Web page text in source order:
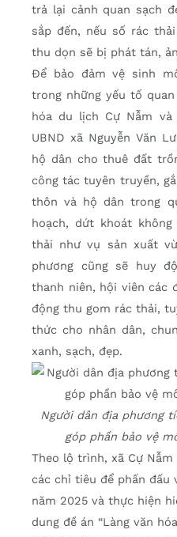
trả lại cảnh quan sạch
sắp đến, nếu số rác
thu dọn sẽ bị phát tán,
Để bảo đảm vệ sinh
trong những yếu tố
hóa du lịch Cự Nẫm và
UBND xã Nguyễn Văn
hộ dân cho thuê đất
công tác tuyên truyền,
thôn và hộ dân trong
hoạch, dứt khoát
thải như vụ sản xuất
phương cũng sẽ huy
thanh niên, hội viên các
động thu gom rác thải,
thức cho nhân dân,
xanh, sạch, đẹp.
Người dân địa phương
góp phần bảo vệ
Theo lộ trình, xã Cự
các chỉ tiêu để phấn đấu
năm 2025 và thực hiện
dung đề án “Làng văn